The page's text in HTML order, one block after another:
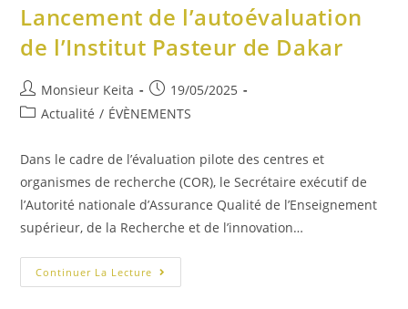
Lancement de l’autoévaluation
de l’Institut Pasteur de Dakar
Monsieur Keita
19/05/2025
Actualité / ÉVÈNEMENTS
Dans le cadre de l’évaluation pilote des centres et
organismes de recherche (COR), le Secrétaire exécutif de
l’Autorité nationale d’Assurance Qualité de l’Enseignement
supérieur, de la Recherche et de l’innovation…
Continuer La Lecture